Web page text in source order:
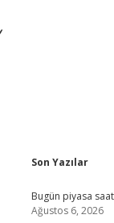
Son Yazılar
Bugün piyasa
Ağustos 6, 2026